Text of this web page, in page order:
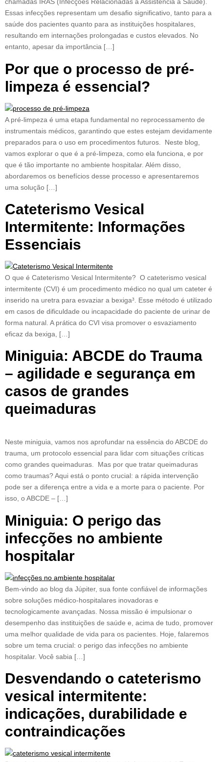
Essas infecções representam um desafio significativo, tanto para a
saúde dos pacientes quanto para as instituições hospitalares,
resultando em internações prolongadas e custos elevados. No
entanto, apesar da importância […]
Por que o processo de pré-
limpeza é essencial?
A pré-limpeza é uma etapa fundamental no reprocessamento de
instrumentais médicos, garantindo que estes estejam devidamente
preparados para o uso em procedimentos futuros. Neste blog,
vamos explorar o que é a pré-limpeza, como ela funciona, e por
que é tão importante no ambiente hospitalar. Além disso,
abordaremos os benefícios desse processo e apresentaremos
uma solução […]
Cateterismo Vesical
Intermitente: Informações
Essenciais
O que é Cateterismo Vesical Intermitente? O cateterismo vesical
intermitente (CVI) é um procedimento médico no qual um cateter é
inserido na uretra para esvaziar a bexiga³. Esse método é utilizado
em casos de dificuldade ou incapacidade do paciente de urinar de
forma natural. A prática do CVI visa promover o esvaziamento
eficaz da bexiga, […]
Miniguia: ABCDE do Trauma
– agilidade e segurança em
casos de grandes
queimaduras
Neste miniguia, vamos nos aprofundar na essência do ABCDE do
trauma, um protocolo essencial para lidar com situações críticas
como grandes queimaduras. Mas por que tratar queimaduras
como traumas? Aqui está o ponto crucial: a rápida intervenção
pode ser a diferença entre a vida e a morte para o paciente. Por
isso, o ABCDE – […]
Miniguia: O perigo das
infecções no ambiente
hospitalar
Bem-vindo ao blog da Júpiter, sua fonte confiável de informações
sobre soluções médico-hospitalares inovadoras e
tecnologicamente avançadas. Nossa missão é impulsionar o
desempenho das instituições de saúde e, acima de tudo, promover
uma melhor qualidade de vida para os pacientes. Hoje, falaremos
sobre um tema crucial: o perigo das infecções no ambiente
hospitalar. Você sabia […]
Desvendando o cateterismo
vesical intermitente:
indicações, durabilidade e
contraindicações